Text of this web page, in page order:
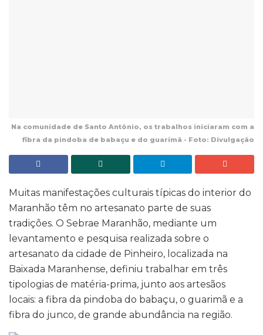
Na comunidade de Santo Antônio, os trabalhos iniciaram com a
fibra da pindoba de babaçu e do guarimã - Foto: Divulgação
Muitas manifestações culturais típicas do interior do
Maranhão têm no artesanato parte de suas
tradições. O Sebrae Maranhão, mediante um
levantamento e pesquisa realizada sobre o
artesanato da cidade de Pinheiro, localizada na
Baixada Maranhense, definiu trabalhar em três
tipologias de matéria-prima, junto aos artesãos
locais: a fibra da pindoba do babaçu, o guarimã e a
fibra do junco, de grande abundância na região.